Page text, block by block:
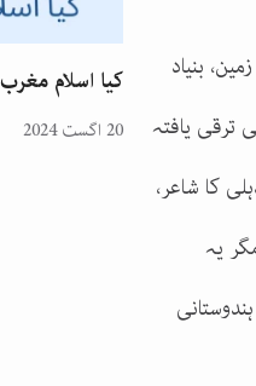
بنیاد
ترقی یافتہ
کا شاعر،
یہ
کیا اسلام
20 اگست 2024